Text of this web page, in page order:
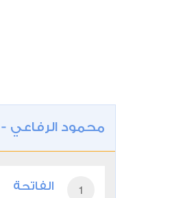
محمود
1 الفاتحة